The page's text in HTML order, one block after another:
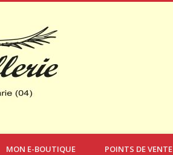
MON E-BOUTIQUE POINTS DE VENTE